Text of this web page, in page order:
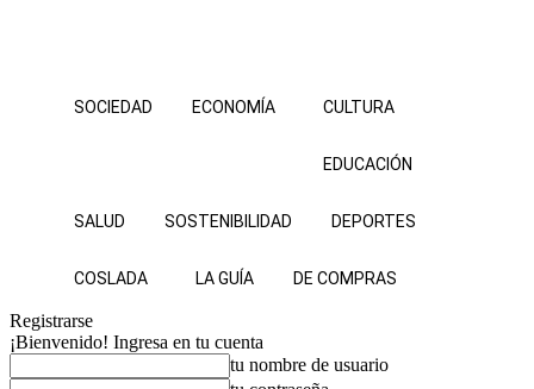
SOCIEDAD ECONOMÍA CULTURA
EDUCACIÓN
SALUD SOSTENIBILIDAD DEPORTES
COSLADA LA GUÍA DE COMPRAS
Registrarse
¡Bienvenido! Ingresa en tu cuenta
tu nombre de usuario